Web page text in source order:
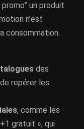
un produit
n’est
consommation.
des
repérer les
, comme les
gratuit », qui